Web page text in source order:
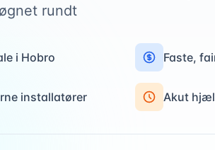
rundt
i Hobro Faste,
installatører Akut